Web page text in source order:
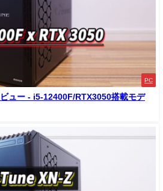
PC
ュー - i5-12400F/RTX3050搭載モデ